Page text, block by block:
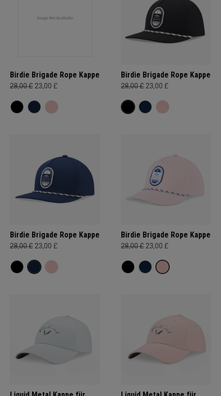
Birdie Brigade Rope Kappe
28,00 £ 23,00 £
Birdie Brigade Rope Kappe
28,00 £ 23,00 £
Birdie Brigade Rope Kappe
28,00 £ 23,00 £
Birdie Brigade Rope Kappe
28,00 £ 23,00 £